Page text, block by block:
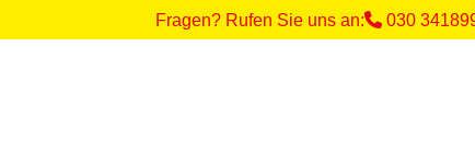
Fragen? Rufen Sie uns an: 030